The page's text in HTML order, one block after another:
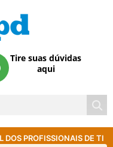
Tire suas dúvidas
aqui
DOS PROFISSIONAIS DE TI